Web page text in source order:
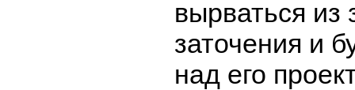
вырваться из
заточения и
над его